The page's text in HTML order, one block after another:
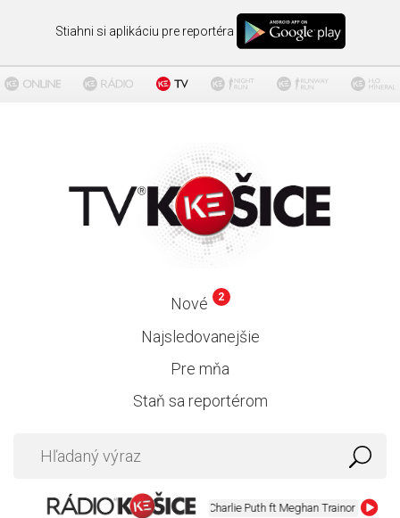
Stiahni si aplikáciu pre reportéra
Nové 2
Najsledovanejšie
Pre mňa
Staň sa reportérom
Charlie Puth ft Meghan Trainor - Marvin Gaye